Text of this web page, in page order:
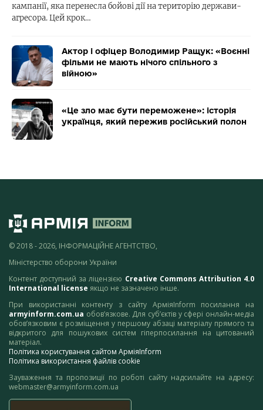
кампанії, яка перенесла бойові дії на територію держави-
агресора. Цей крок…
Актор і офіцер Володимир Ращук: «Воєнні
фільми не мають нічого спільного з
війною»
«Це зло має бути переможене»: історія
українця, який пережив російський полон
© 2018 - 2026, ІНФОРМАЦІЙНЕ АГЕНТСТВО,
Міністерство оборони України
Контент доступний за ліцензією Creative Commons Attribution 4.0
International license якщо не зазначено інше.
При використанні контенту з сайту АрміяInform посилання на
armyinform.com.ua обов’язкове. Для суб’єктів у сфері онлайн-медіа
обов’язковим є розміщення у першому абзаці матеріалу прямого та
відкритого для пошукових систем гіперпосилання на цитований
матеріал.
Політика користування сайтом АрміяInform
Політика використання файлів cookie
Зауваження та пропозиції по роботі сайту надсилайте на адресу:
webmaster@armyinform.com.ua